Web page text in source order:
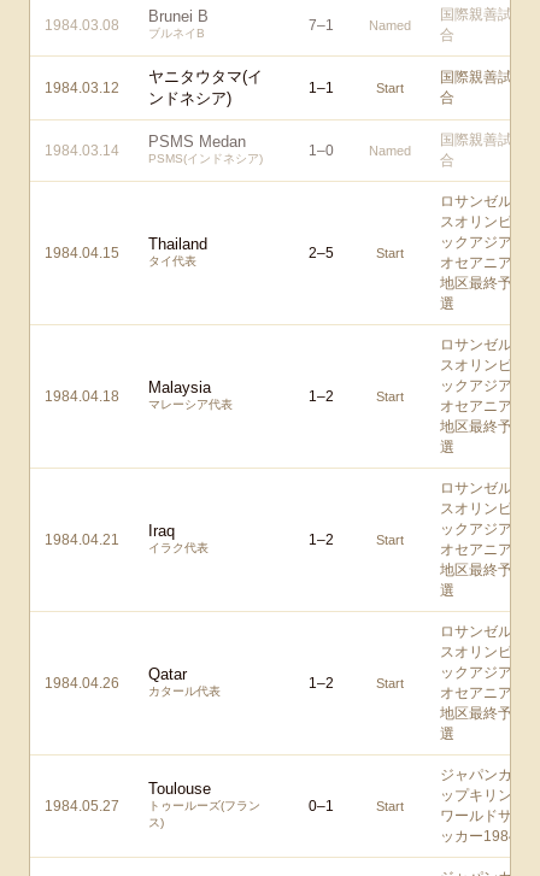
1984.03.08 Brunei B
ブルネイB 7–1 Named
国際親善試
合
1984.03.12
ヤニタウタマ(イ
ンドネシア)
1–1 Start
国際親善試
合
1984.03.14 PSMS Medan
PSMS(インドネシア) 1–0 Named
国際親善試
合
1984.04.15 Thailand
タイ代表 2–5 Start
ロサンゼル
スオリンピ
ックアジア/
オセアニア
地区最終予
選
1984.04.18 Malaysia
マレーシア代表 1–2 Start
ロサンゼル
スオリンピ
ックアジア/
オセアニア
地区最終予
選
1984.04.21 Iraq
イラク代表 1–2 Start
ロサンゼル
スオリンピ
ックアジア/
オセアニア
地区最終予
選
1984.04.26 Qatar
カタール代表 1–2 Start
ロサンゼル
スオリンピ
ックアジア/
オセアニア
地区最終予
選
1984.05.27
Toulouse
トゥールーズ(フラン
ス)
0–1 Start
ジャパンカ
ップキリン
ワールドサ
ッカー1984